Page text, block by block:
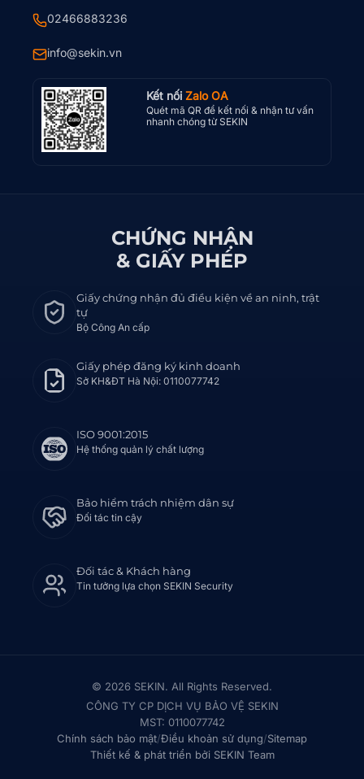
02466883236
info@sekin.vn
Kết nối Zalo OA
Quét mã QR để kết nối & nhận tư vấn
nhanh chóng từ SEKIN
CHỨNG NHẬN
& GIẤY PHÉP
Giấy chứng nhận đủ điều kiện về an ninh, trật
tự
Bộ Công An cấp
Giấy phép đăng ký kinh doanh
Sở KH&ĐT Hà Nội: 0110077742
ISO 9001:2015
Hệ thống quản lý chất lượng
Bảo hiểm trách nhiệm dân sự
Đối tác tin cậy
Đối tác & Khách hàng
Tin tưởng lựa chọn SEKIN Security
© 2026 SEKIN. All Rights Reserved.
CÔNG TY CP DỊCH VỤ BẢO VỆ SEKIN
MST: 0110077742
Chính sách bảo mật/Điều khoản sử dụng/Sitemap
Thiết kế & phát triển bởi SEKIN Team